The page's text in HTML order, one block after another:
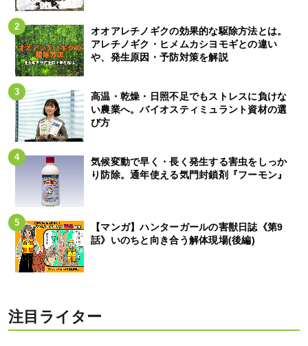
オオアレチノギクの効果的な駆除方法とは。
アレチノギク・ヒメムカシヨモギとの違い
や、発生原因・予防対策を解説
高温・乾燥・日照不足でもストレスに負けな
い農業へ。バイオスティミュラント資材の選
び方
気候変動で早く・長く発生する害虫をしっか
り防除。通年使える気門封鎖剤『フーモン』
【マンガ】ハンターガールの害獣日誌《第9
話》いのちと向き合う解体現場(後編)
注目ライター